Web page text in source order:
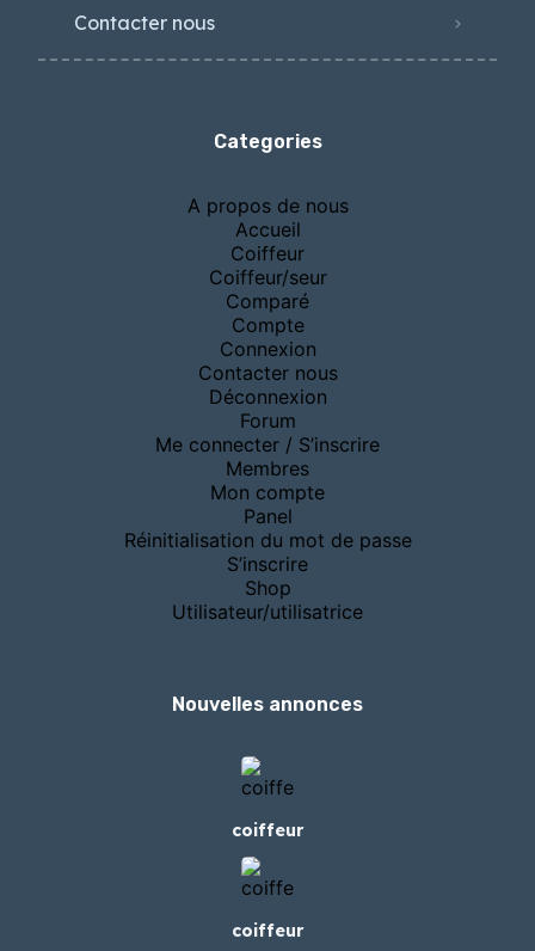
Contacter nous
Categories
A propos de nous
Accueil
Coiffeur
Coiffeur/seur
Comparé
Compte
Connexion
Contacter nous
Déconnexion
Forum
Me connecter / S’inscrire
Membres
Mon compte
Panel
Réinitialisation du mot de passe
S’inscrire
Shop
Utilisateur/utilisatrice
Nouvelles annonces
coiffeur
coiffeur